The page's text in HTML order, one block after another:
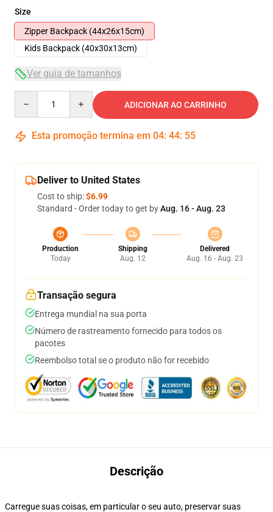
Size
Zipper Backpack (44x26x15cm)
Kids Backpack (40x30x13cm)
Ver guia de tamanhos
ADICIONAR AO CARRINHO
Esta promoção termina em 04: 44: 54
Deliver to United States
Cost to ship:$6.99
Standard - Order today to get byAug. 16 - Aug. 23
Production
Today
Shipping
Aug. 12
Delivered
Aug. 16 - Aug. 23
Transação segura
Entrega mundial na sua porta
Número de rastreamento fornecido para todos os
pacotes
Reembolso total se o produto não for recebido
Descrição
Carregue suas coisas, em particular o seu auto, preservar suas